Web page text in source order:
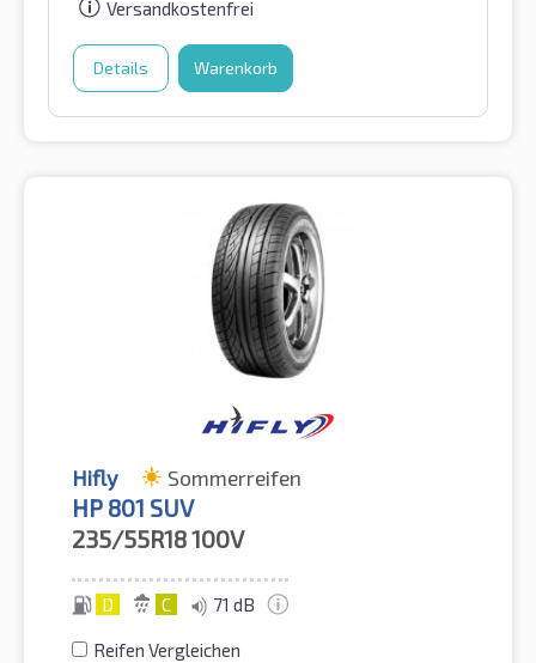
Versandkostenfrei
Details Warenkorb
Hifly Sommerreifen
HP 801 SUV
235/55R18100V
D C 71 dB
Reifen Vergleichen